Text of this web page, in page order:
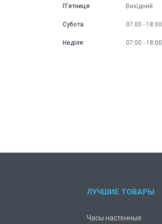
Пʼятниця Вихідний
Субота 07:00 18:00
Неділя 07:00 18:00
ЛУЧШИЕ ТОВАРЫ
Часы настенные